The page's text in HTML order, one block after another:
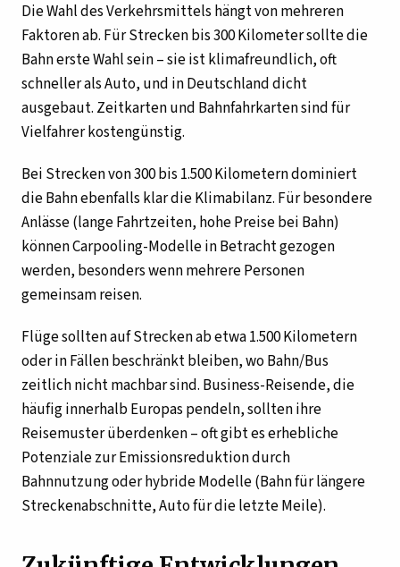
Die Wahl des Verkehrsmittels hängt von mehreren
Faktoren ab. Für Strecken bis 300 Kilometer sollte die
Bahn erste Wahl sein – sie ist klimafreundlich, oft
schneller als Auto, und in Deutschland dicht
ausgebaut. Zeitkarten und Bahnfahrkarten sind für
Vielfahrer kostengünstig.
Bei Strecken von 300 bis 1.500 Kilometern dominiert
die Bahn ebenfalls klar die Klimabilanz. Für besondere
Anlässe (lange Fahrtzeiten, hohe Preise bei Bahn)
können Carpooling-Modelle in Betracht gezogen
werden, besonders wenn mehrere Personen
gemeinsam reisen.
Flüge sollten auf Strecken ab etwa 1.500 Kilometern
oder in Fällen beschränkt bleiben, wo Bahn/Bus
zeitlich nicht machbar sind. Business-Reisende, die
häufig innerhalb Europas pendeln, sollten ihre
Reisemuster überdenken – oft gibt es erhebliche
Potenziale zur Emissionsreduktion durch
Bahnnutzung oder hybride Modelle (Bahn für längere
Streckenabschnitte, Auto für die letzte Meile).